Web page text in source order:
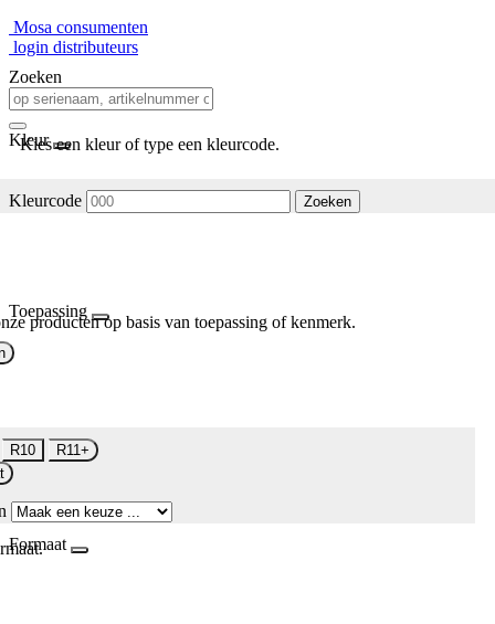
Mosa consumenten
login distributeurs
Zoeken
Kleur
Kies een kleur of type een kleurcode.
Kleurcode Zoeken
Toepassing
producten op basis van toepassing of kenmerk.
R10
R11+
Formaat